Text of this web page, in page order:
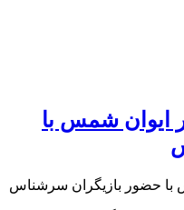
ایوان شمس با
با حضور بازیگران سرشناس